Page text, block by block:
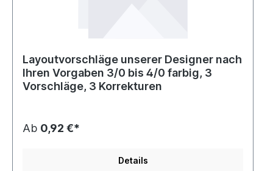
Layoutvorschläge unserer Designer nach
Ihren Vorgaben 3/0 bis 4/0 farbig, 3
Vorschläge, 3 Korrekturen
Ab 0,92 €*
Details